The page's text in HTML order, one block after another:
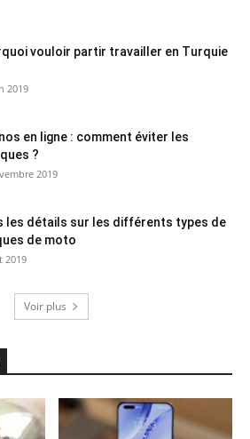
vouloir partir travailler en Turquie
2019
en ligne : comment éviter les
?
2019
les détails sur les différents types de
de moto
2019
Voir plus